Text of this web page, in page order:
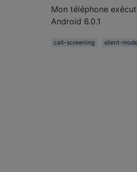
Mon téléphone
Android 6.0.1
call-screening silent-